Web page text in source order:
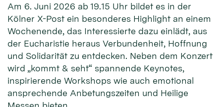
Am 6. Juni 2026 ab 19.15 Uhr bildet es in der
Kölner X-Post ein besonderes Highlight an einem
Wochenende, das Interessierte dazu einlädt, aus
der Eucharistie heraus Verbundenheit, Hoffnung
und Solidarität zu entdecken. Neben dem Konzert
wird „kommt & seht“ spannende Keynotes,
inspirierende Workshops wie auch emotional
ansprechende Anbetungszeiten und Heilige